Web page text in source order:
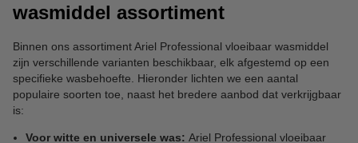
wasmiddel assortiment
Binnen ons assortiment Ariel Professional vloeibaar wasmiddel
zijn verschillende varianten beschikbaar, elk afgestemd op een
specifieke wasbehoefte. Hieronder lichten we een aantal
populaire soorten toe, naast het bredere aanbod dat verkrijgbaar
is:
Voor witte en universele was: Ariel Professional vloeibaar